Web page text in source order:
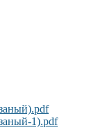
1).pdf